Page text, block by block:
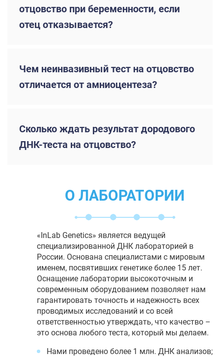
отцовство при беременности, если
отец отказывается?
Чем неинвазивный тест на отцовство
отличается от амниоцентеза?
Сколько ждать результат дородового
ДНК-теста на отцовство?
О ЛАБОРАТОРИИ
«InLab Genetics» является ведущей
специализированной ДНК лабораторией в
России. Основана специалистами с мировым
именем, посвятивших генетике более 15 лет.
Оснащение лаборатории высокоточным и
современным оборудованием позволяет нам
гарантировать точность и надежность всех
проводимых исследований и со всей
ответственностью утверждать, что качество –
это основа любого теста, который мы делаем.
Нами проведено более 1 млн. ДНК анализов;